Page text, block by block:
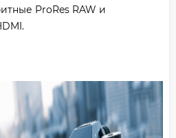
ProRes RAW и